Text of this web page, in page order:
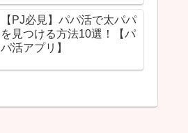
【PJ必見】パパ活で太パパ
を見つける方法10選！【パ
パ活アプリ】